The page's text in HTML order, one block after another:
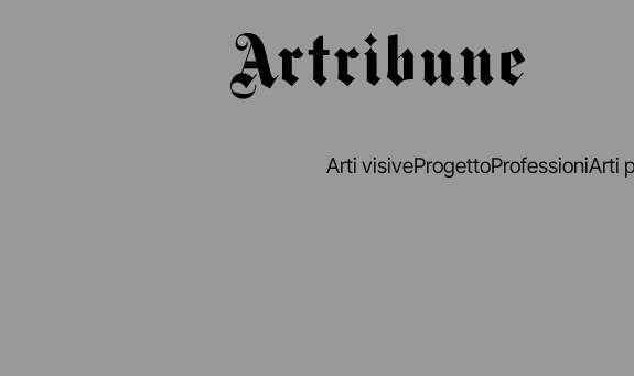
Arti visiveProgettoProfessioniArti